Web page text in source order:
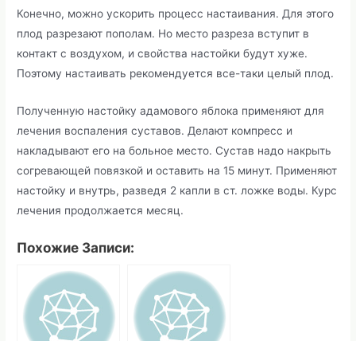
Конечно, можно ускорить процесс настаивания. Для этого
плод разрезают пополам. Но место разреза вступит в
контакт с воздухом, и свойства настойки будут хуже.
Поэтому настаивать рекомендуется все-таки целый плод.
Полученную настойку адамового яблока применяют для
лечения воспаления суставов. Делают компресс и
накладывают его на больное место. Сустав надо накрыть
согревающей повязкой и оставить на 15 минут. Применяют
настойку и внутрь, разведя 2 капли в ст. ложке воды. Курс
лечения продолжается месяц.
Похожие Записи: